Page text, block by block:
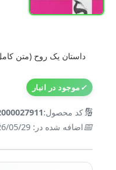
داستان یک روح (متن
✓موجود در انبار
🔢کد محصول:
📅اضافه شده در: 2026/05/29